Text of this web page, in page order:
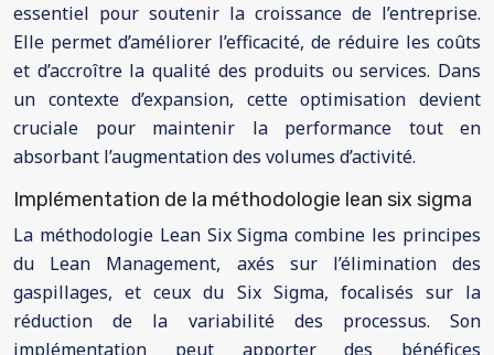
essentiel pour soutenir la croissance de l’entreprise.
Elle permet d’améliorer l’efficacité, de réduire les coûts
et d’accroître la qualité des produits ou services. Dans
un contexte d’expansion, cette optimisation devient
cruciale pour maintenir la performance tout en
absorbant l’augmentation des volumes d’activité.
Implémentation de la méthodologie lean six sigma
La méthodologie Lean Six Sigma combine les principes
du Lean Management, axés sur l’élimination des
gaspillages, et ceux du Six Sigma, focalisés sur la
réduction de la variabilité des processus. Son
implémentation peut apporter des bénéfices